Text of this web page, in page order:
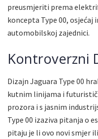
preusmjeriti prema
koncepta Type 00,
automobilskoj zajednici.
Kontroverzni
Dizajn Jaguara Type 00
kutnim linijama i
prozora i s jasnim
Type 00 izaziva pitanja o
pitaju je li ovo novi smjer